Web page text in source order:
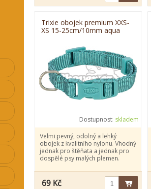
Trixie obojek premium XXS-
XS 15-25cm/10mm aqua
Dostupnost: skladem
Velmi pevný, odolný a lehký
obojek z kvalitního nylonu. Vhodný
jednak pro štěňata a jednak pro
dospělé psy malých plemen.
69 Kč